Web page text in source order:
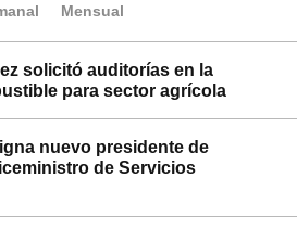
Mensual
solicitó auditorías en la
para sector agrícola
nuevo presidente de
de Servicios